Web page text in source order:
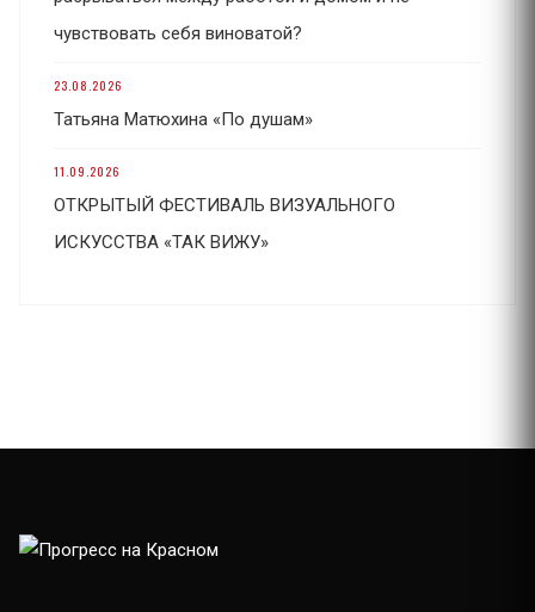
чувствовать себя виноватой?
23.08.2026
Татьяна Матюхина «По душам»
11.09.2026
ОТКРЫТЫЙ ФЕСТИВАЛЬ ВИЗУАЛЬНОГО
ИСКУССТВА «ТАК ВИЖУ»